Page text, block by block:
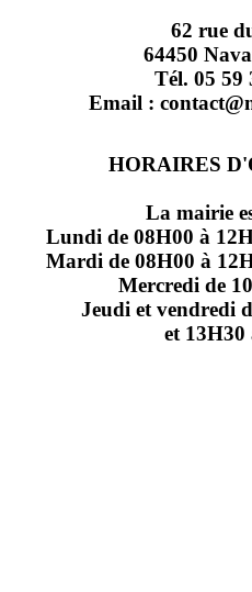
62 rue
64450
Tél. 05 59
Email :
HORAIRES
La mairie
Lundi de 08H00 à
Mardi de 08H00 à
Mercredi de
Jeudi et vendredi
et 13H30